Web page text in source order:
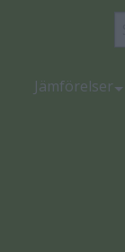
Jämförelser